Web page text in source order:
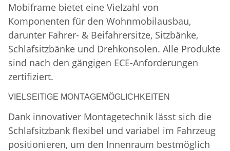
Mobiframe bietet eine Vielzahl von
Komponenten für den Wohnmobilausbau,
darunter Fahrer- & Beifahrersitze, Sitzbänke,
Schlafsitzbänke und Drehkonsolen. Alle Produkte
sind nach den gängigen ECE-Anforderungen
zertifiziert.
VIELSEITIGE MONTAGEMÖGLICHKEITEN
Dank innovativer Montagetechnik lässt sich die
Schlafsitzbank flexibel und variabel im Fahrzeug
positionieren, um den Innenraum bestmöglich